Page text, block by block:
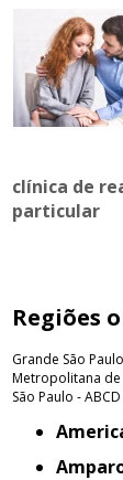
clínica de
particular
Regiões
Grande São Paulo
Metropolitana
São Paulo - ABCD